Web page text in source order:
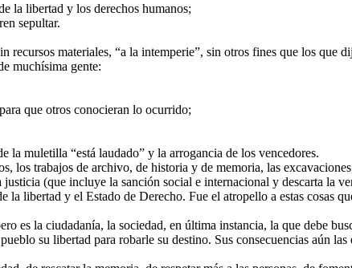
la libertad y los derechos humanos;
sepultar.
recursos materiales, “a la intemperie”, sin otros fines que los que
muchísima gente:
que otros conocieran lo ocurrido;
la muletilla “está laudado” y la arrogancia de los vencedores.
los trabajos de archivo, de historia y de memoria, las
(que incluye la sanción social e internacional y descarta la
libertad y el Estado de Derecho. Fue el atropello a estas cosas
es la ciudadanía, la sociedad, en última instancia, la que debe
su libertad para robarle su destino. Sus consecuencias aún